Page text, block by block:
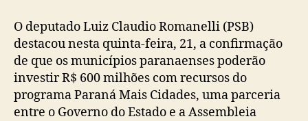
O deputado Luiz Claudio Romanelli (PSB)
destacou nesta quinta-feira, 21, a confirmação
de que os municípios paranaenses poderão
investir R$ 600 milhões com recursos do
programa Paraná Mais Cidades, uma parceria
entre o Governo do Estado e a Assembleia